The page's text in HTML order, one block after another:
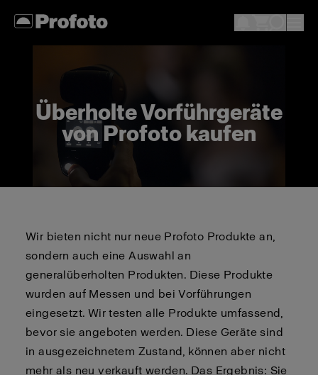
Überholte Vorführgeräte
von Profoto kaufen
Wir bieten nicht nur neue Profoto Produkte an,
sondern auch eine Auswahl an
generalüberholten Produkten. Diese Produkte
wurden auf Messen und bei Vorführungen
eingesetzt. Wir testen alle Produkte umfassend,
bevor sie angeboten werden. Diese Geräte sind
in ausgezeichnetem Zustand, können aber nicht
mehr als neu verkauft werden. Das Ergebnis: Sie